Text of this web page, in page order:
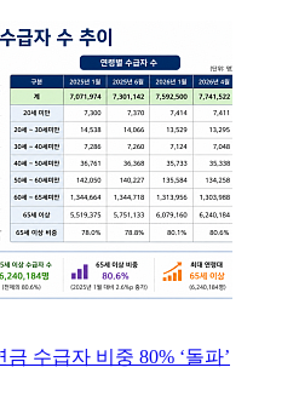
수급자 비중 80% ‘돌파’